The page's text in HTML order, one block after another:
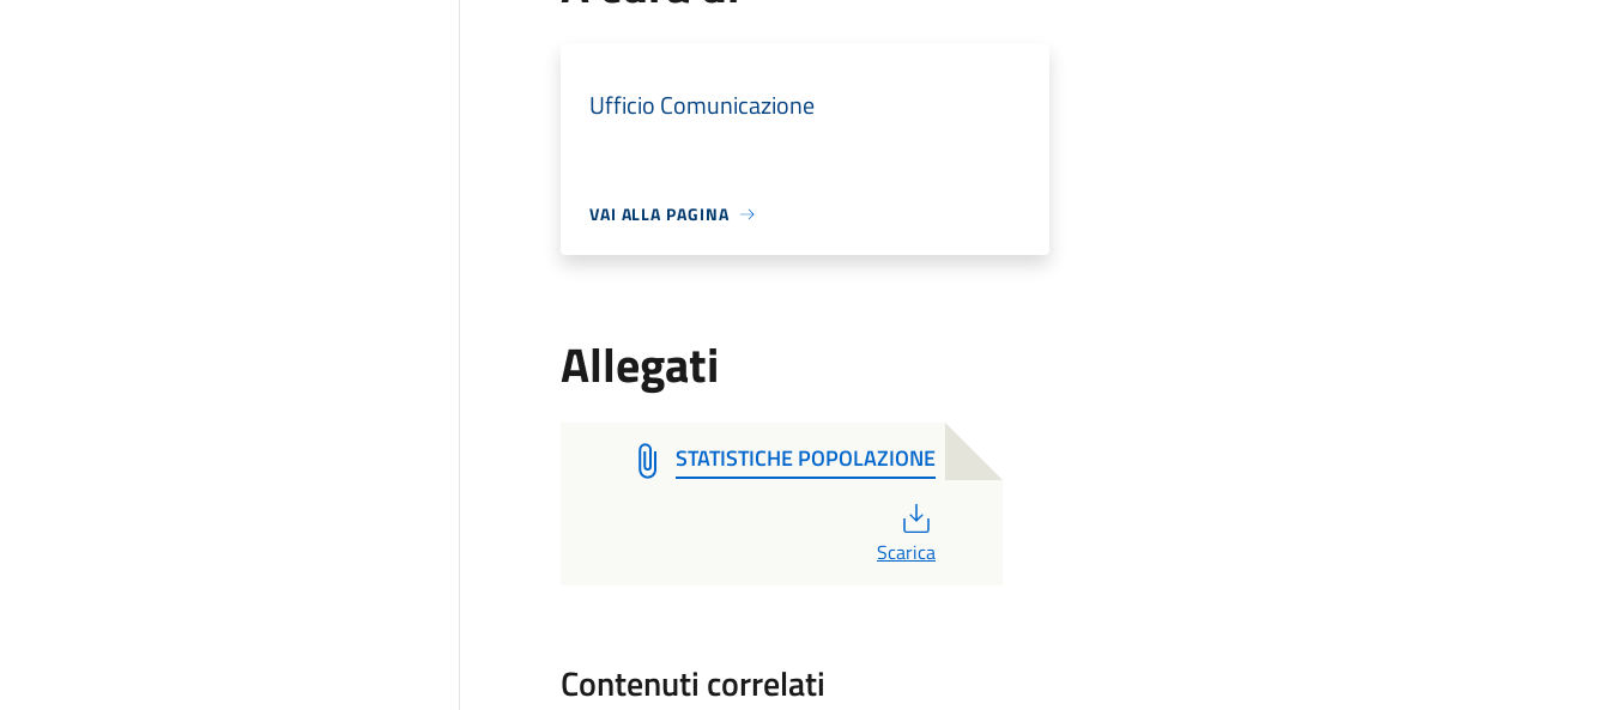
Ufficio Comunicazione
VAI ALLA PAGINA
Allegati
STATISTICHE POPOLAZIONE
Scarica
Contenuti correlati